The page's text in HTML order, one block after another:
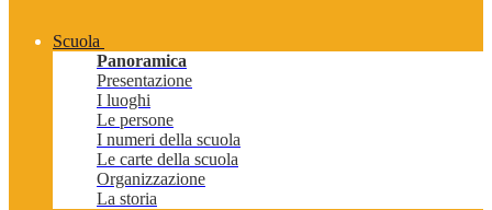
Scuola
Panoramica
Presentazione
I luoghi
Le persone
I numeri della scuola
Le carte della scuola
Organizzazione
La storia